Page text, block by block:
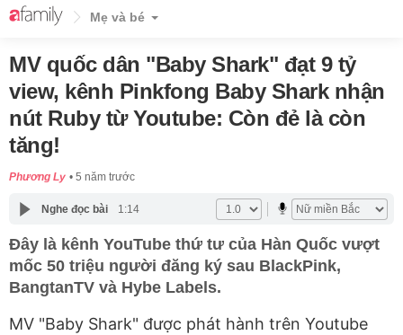
Mẹ và bé
MV quốc dân "Baby Shark" đạt 9 tỷ
view, kênh Pinkfong Baby Shark nhận
nút Ruby từ Youtube: Còn đẻ là còn
tăng!
Phương Ly 5 năm trước
Nghe đọc bài 1:14
Đây là kênh YouTube thứ tư của Hàn Quốc vượt
mốc 50 triệu người đăng ký sau BlackPink,
BangtanTV và Hybe Labels.
MV "Baby Shark" được phát hành trên Youtube